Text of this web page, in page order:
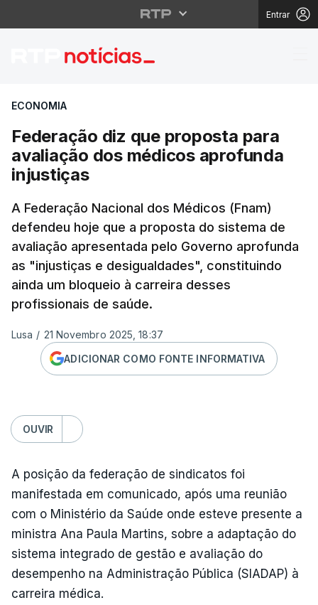
Entrar
Federação diz que
ECONOMIA
Federação diz que proposta para
avaliação dos médicos aprofunda
injustiças
A Federação Nacional dos Médicos (Fnam)
defendeu hoje que a proposta do sistema de
avaliação apresentada pelo Governo aprofunda
as "injustiças e desigualdades", constituindo
ainda um bloqueio à carreira desses
profissionais de saúde.
Lusa / 21 Novembro 2025, 18:37
ADICIONAR COMO FONTE INFORMATIVA
OUVIR
A posição da federação de sindicatos foi
manifestada em comunicado, após uma reunião
com o Ministério da Saúde onde esteve presente a
ministra Ana Paula Martins, sobre a adaptação do
sistema integrado de gestão e avaliação do
desempenho na Administração Pública (SIADAP) à
carreira médica.